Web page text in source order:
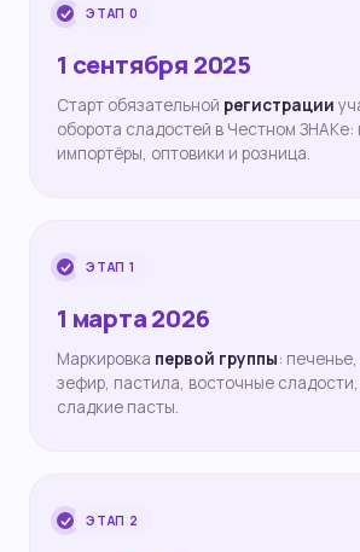
ЭТАП 0
1 сентября 2025
Старт обязательной регистрации
оборота сладостей в Честном ЗНАКе:
импортёры, оптовики и розница.
ЭТАП 1
1 марта 2026
Маркировка первой группы:
зефир, пастила, восточные
сладкие пасты.
ЭТАП 2